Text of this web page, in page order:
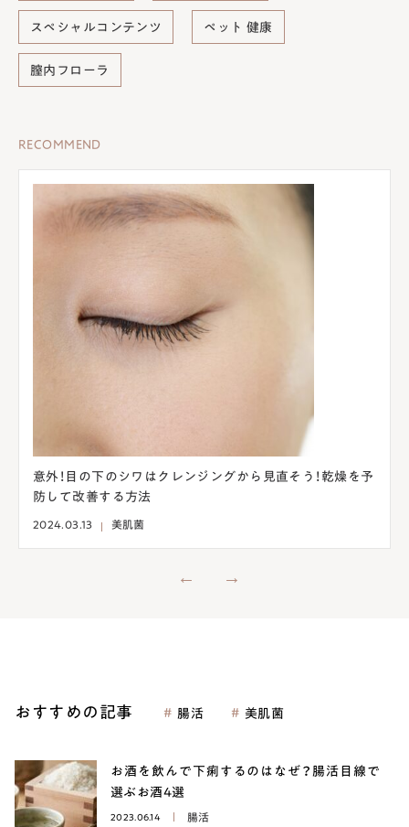
スペシャルコンテンツ ペット 健康
膣内フローラ
RECOMMEND
意外！目の下のシワはクレンジングから見直そう！乾燥を予
防して改善する方法
2024.03.13 美肌菌
おすすめの記事 腸活 美肌菌
お酒を飲んで下痢するのはなぜ？腸活目線で
選ぶお酒4選
2023.06.14 腸活